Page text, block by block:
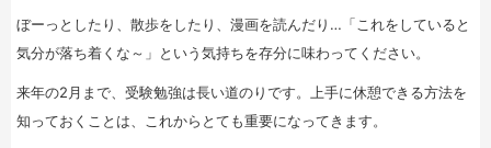
ぼーっとしたり、散歩をしたり、漫画を読んだり…「これをしていると
気分が落ち着くな～」という気持ちを存分に味わってください。
来年の2月まで、受験勉強は長い道のりです。上手に休憩できる方法を
知っておくことは、これからとても重要になってきます。